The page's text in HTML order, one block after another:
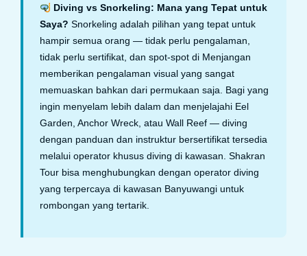
Diving vs Snorkeling: Mana yang Tepat untuk
Saya? Snorkeling adalah pilihan yang tepat untuk
hampir semua orang — tidak perlu pengalaman,
tidak perlu sertifikat, dan spot-spot di Menjangan
memberikan pengalaman visual yang sangat
memuaskan bahkan dari permukaan saja. Bagi yang
ingin menyelam lebih dalam dan menjelajahi Eel
Garden, Anchor Wreck, atau Wall Reef — diving
dengan panduan dan instruktur bersertifikat tersedia
melalui operator khusus diving di kawasan. Shakran
Tour bisa menghubungkan dengan operator diving
yang terpercaya di kawasan Banyuwangi untuk
rombongan yang tertarik.